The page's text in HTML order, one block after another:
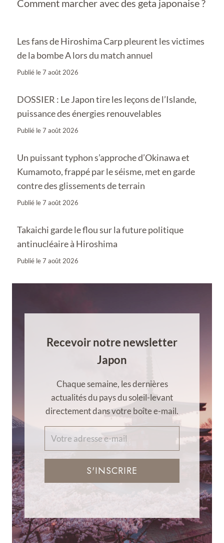
Comment marcher avec des geta japonaise ?
Les fans de Hiroshima Carp pleurent les victimes
de la bombe A lors du match annuel
Publié le7 août 2026
DOSSIER : Le Japon tire les leçons de l’Islande,
puissance des énergies renouvelables
Publié le7 août 2026
Un puissant typhon s’approche d’Okinawa et
Kumamoto, frappé par le séisme, met en garde
contre des glissements de terrain
Publié le7 août 2026
Takaichi garde le flou sur la future politique
antinucléaire à Hiroshima
Publié le7 août 2026
Recevoir notre newsletter
Japon
Chaque semaine, les dernières
actualités du pays du soleil-levant
directement dans votre boîte e-mail.
S'INSCRIRE